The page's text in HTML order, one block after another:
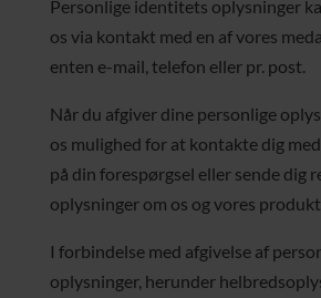
Personlige identitets oplysninger
os via kontakt med en af vores
enten e-mail, telefon eller pr. post.
Når du afgiver dine personlige
os mulighed for at kontakte dig
på din forespørgsel eller sende dig
oplysninger om os og vores
I forbindelse med afgivelse af
oplysninger, herunder